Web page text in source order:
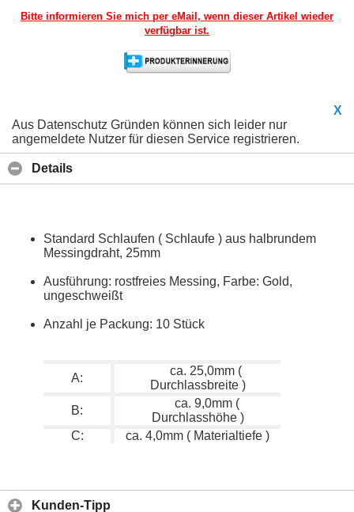
Bitte informieren Sie mich per eMail, wenn dieser Artikel wieder
verfügbar ist.
X
Aus Datenschutz Gründen können sich leider nur
angemeldete Nutzer für diesen Service registrieren.
Details
Standard Schlaufen ( Schlaufe ) aus halbrundem
Messingdraht, 25mm
Ausführung: rostfreies Messing, Farbe: Gold,
ungeschweißt
Anzahl je Packung: 10 Stück
A:
ca. 25,0mm (
Durchlassbreite )
B:
ca. 9,0mm (
Durchlasshöhe )
C:
ca. 4,0mm ( Materialtiefe )
Kunden-Tipp